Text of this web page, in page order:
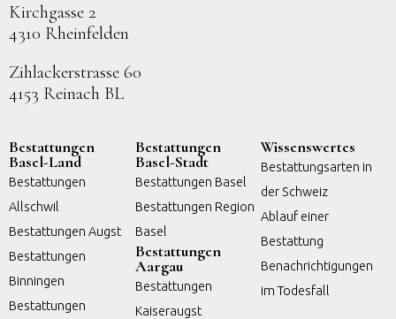
Kirchgasse 2
4310 Rheinfelden
Zihlackerstrasse 60
4153 Reinach BL
Bestattungen
Basel-Land
Bestattungen
Allschwil
Bestattungen Augst
Bestattungen
Binningen
Bestattungen
Bestattungen
Basel-Stadt
Bestattungen Basel
Bestattungen Region
Basel
Bestattungen
Aargau
Bestattungen
Kaiseraugst
Wissenswertes
Bestattungsarten in
der Schweiz
Ablauf einer
Bestattung
Benachrichtigungen
im Todesfall